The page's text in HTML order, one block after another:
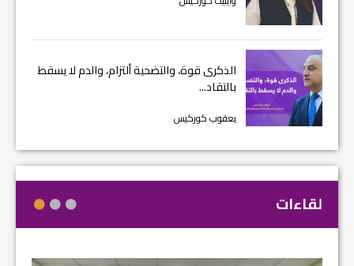
الذكرى قوة، والتضحية ألتزام، والدم لا يسقط
بالتقاد...
يعقوب كوركيس
لقاءات